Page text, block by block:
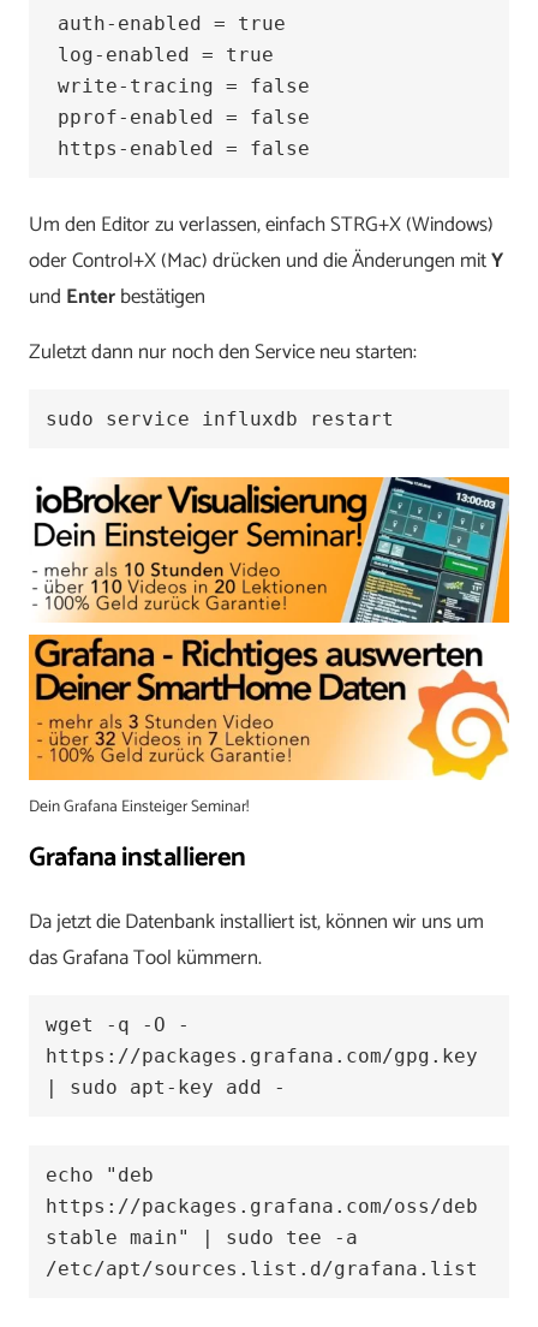
write-tracing = false
https-enabled = false
Um den Editor zu verlassen, einfach STRG+X (Windows)
oder Control+X (Mac) drücken und die Änderungen mitY
und Enterbestätigen
Zuletzt dann nur noch den Service neu starten:
sudo service influxdb restart
Dein Grafana Einsteiger Seminar!
Grafana installieren
Da jetzt die Datenbank installiert ist, können wir uns um
das Grafana Tool kümmern.
wget -q -O -
https://packages.grafana.com/gpg.key
| sudo apt-key add -
echo "deb
https://packages.grafana.com/oss/deb
stable main" | sudo tee -a
/etc/apt/sources.list.d/grafana.list